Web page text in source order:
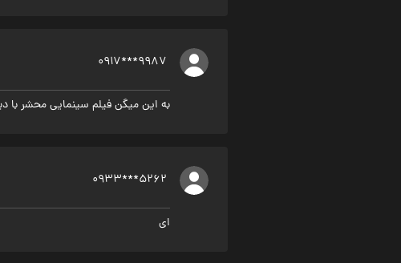
0917***9987
به این میگن فیلم سینمایی محشر با
0933***5262
ای